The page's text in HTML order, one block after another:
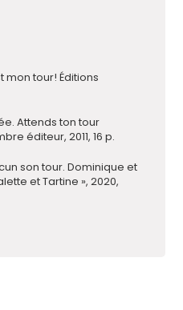
mon tour! Éditions
Attends ton tour
éditeur, 2011, 16 p.
son tour. Dominique et
et Tartine », 2020,